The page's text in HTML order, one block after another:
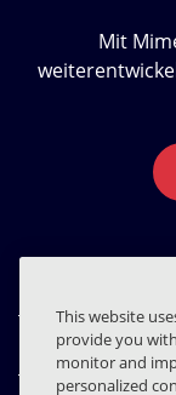
Mit
Über uns
Produkte
This website
provide you
monitor and
personalized